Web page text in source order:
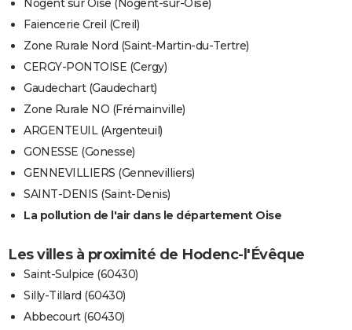
Nogent sur Oise (Nogent-sur-Oise)
Faiencerie Creil (Creil)
Zone Rurale Nord (Saint-Martin-du-Tertre)
CERGY-PONTOISE (Cergy)
Gaudechart (Gaudechart)
Zone Rurale NO (Frémainville)
ARGENTEUIL (Argenteuil)
GONESSE (Gonesse)
GENNEVILLIERS (Gennevilliers)
SAINT-DENIS (Saint-Denis)
La pollution de l'air dans le département Oise
Les villes à proximité de Hodenc-l'Évêque
Saint-Sulpice (60430)
Silly-Tillard (60430)
Abbecourt (60430)